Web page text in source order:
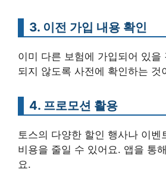
3. 이전 가입 내용 확인
이미 다른 보험에 가입되어 있을
되지 않도록 사전에 확인하는 것
4. 프로모션 활용
토스의 다양한 할인 행사나 이벤
비용을 줄일 수 있어요. 앱을 통
요.